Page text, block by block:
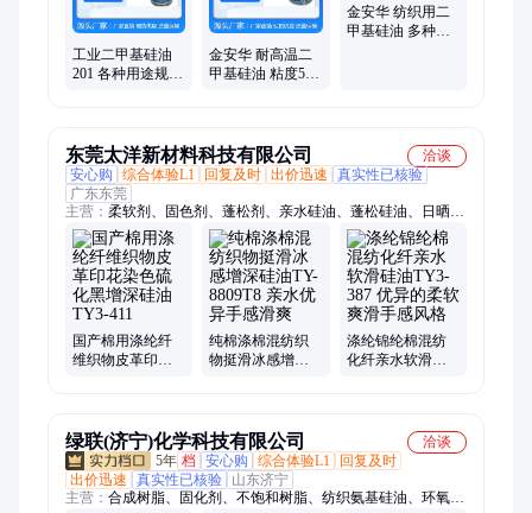
工业二甲基硅油
201 各种用途规格
金安华 耐高温二
甲基硅油 粘度50
金安华 纺织用二
甲基硅油 多种黏
东莞太洋新材料科技有限公司
洽谈
安心购
综合体验L1 回复及时 出价迅速
真实性已核验
广东东莞
主营： 柔软剂、固色剂、蓬松剂、亲水硅油、蓬松硅油、日晒牢
度提升剂、手感剂、棉感剂、抗酚黄变剂
国产棉用涤纶纤
维织物皮革印花
纯棉涤棉混纺织
物挺滑冰感增深
涤纶锦纶棉混纺
化纤亲水软滑硅
绿联(济宁)化学科技有限公司
洽谈
5年 档 安心购 综合体验L1
回复及时
出价迅速
真实性已核验
山东济宁
主营： 合成树脂、固化剂、不饱和树脂、纺织氨基硅油、环氧树